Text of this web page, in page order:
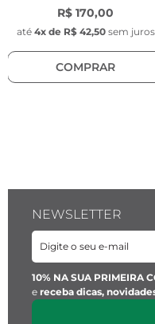
Diâmetro: 1 cm -
Dourado - Material:
pingente: Fixo no
R$ 170,00
até 4x de R$ 42,50 sem juros
COMPRAR
NEWSLETTER
10% NA SUA PRIMEIRA
e receba dicas,